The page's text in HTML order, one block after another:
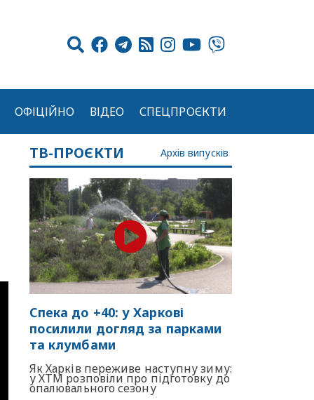
ОФІЦІЙНО ВІДЕО СПЕЦПРОЄКТИ
ТВ-ПРОЄКТИ Архів випусків
Спека до +40: у Харкові
посилили догляд за парками
та клумбами
Як Харків переживе наступну зиму:
у ХТМ розповіли про підготовку до
опалювального сезону